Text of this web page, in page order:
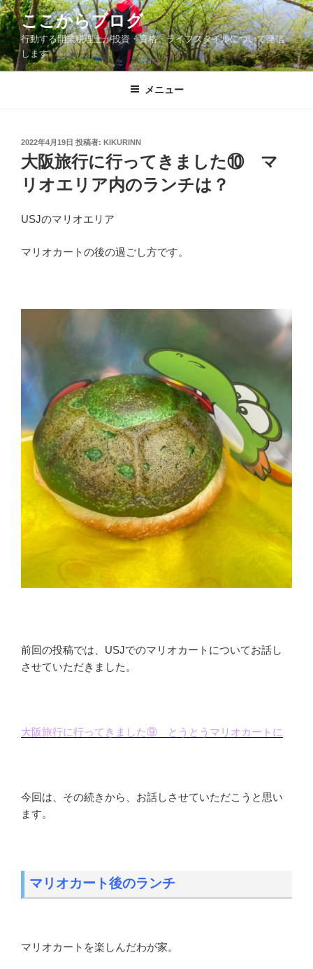
コ
ン
テ
ン
ツ
ここからブログ
行動する開業税理士が投資・資格・ライフスタイルについて発信
します
メニュー
投
日:
2022年4月19日 投稿者: KIKURINN
大阪旅行に行ってきました⑩ マ
リオエリア内のランチは？
USJのマリオエリア
マリオカートの後の過ごし方です。
前回の投稿では、USJでのマリオカートについてお話し
させていただきました。
大阪旅行に行ってきました⑨ とうとうマリオカートに
今回は、その続きから、お話しさせていただこうと思い
ます。
マリオカート後のランチ
マリオカートを楽しんだわが家。